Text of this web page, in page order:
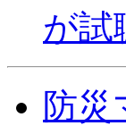
が試
防災